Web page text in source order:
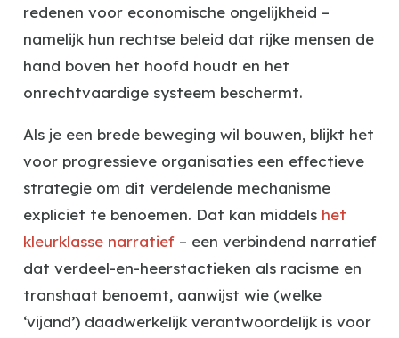
redenen voor economische ongelijkheid –
namelijk hun rechtse beleid dat rijke mensen de
hand boven het hoofd houdt en het
onrechtvaardige systeem beschermt.
Als je een brede beweging wil bouwen, blijkt het
voor progressieve organisaties een effectieve
strategie om dit verdelende mechanisme
expliciet te benoemen. Dat kan middels het
kleurklasse narratief– een verbindend narratief
dat verdeel-en-heerstactieken als racisme en
transhaat benoemt, aanwijst wie (welke
‘vijand’) daadwerkelijk verantwoordelijk is voor